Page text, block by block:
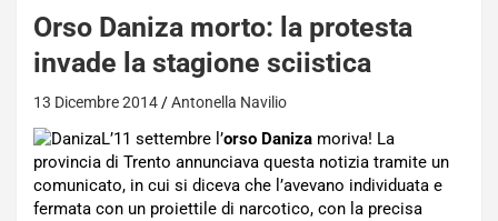
Orso Daniza morto: la protesta
invade la stagione sciistica
13 Dicembre 2014 Antonella Navilio
L’11 settembre l’orso Daniza moriva! La
provincia di Trento annunciava questa notizia tramite un
comunicato, in cui si diceva che l’avevano individuata e
fermata con un proiettile di narcotico, con la precisa